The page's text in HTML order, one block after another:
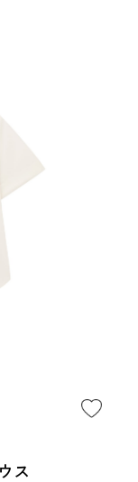
ス